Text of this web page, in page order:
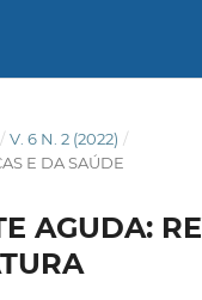
/ V. 6 N. 2 (2022) /
E DA SAÚDE
AGUDA: